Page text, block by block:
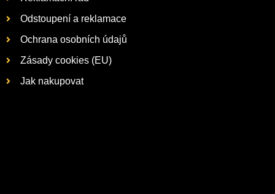
Odstoupení a reklamace
Ochrana osobních údajů
Zásady cookies (EU)
Jak nakupovat